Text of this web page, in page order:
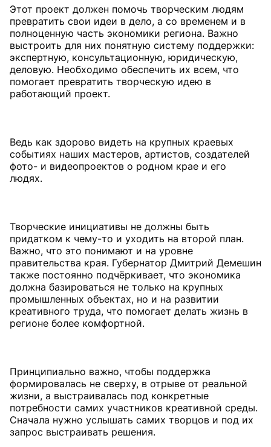
Этот проект должен помочь творческим людям
превратить свои идеи в дело, а со временем и в
полноценную часть экономики региона. Важно
выстроить для них понятную систему поддержки:
экспертную, консультационную, юридическую,
деловую. Необходимо обеспечить их всем, что
помогает превратить творческую идею в
работающий проект.
Ведь как здорово видеть на крупных краевых
событиях наших мастеров, артистов, создателей
фото- и видеопроектов о родном крае и его
людях.
Творческие инициативы не должны быть
придатком к чему-то и уходить на второй план.
Важно, что это понимают и на уровне
правительства края. Губернатор Дмитрий Демешин
также постоянно подчёркивает, что экономика
должна базироваться не только на крупных
промышленных объектах, но и на развитии
креативного труда, что помогает делать жизнь в
регионе более комфортной.
Принципиально важно, чтобы поддержка
формировалась не сверху, в отрыве от реальной
жизни, а выстраивалась под конкретные
потребности самих участников креативной среды.
Сначала нужно услышать самих творцов и под их
запрос выстраивать решения.